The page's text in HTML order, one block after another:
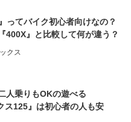
ってバイク初心者向けなの？
400X』と比較して何が違う？
クス
人乗りもOKの遊べる
ス125』は初心者の人も安